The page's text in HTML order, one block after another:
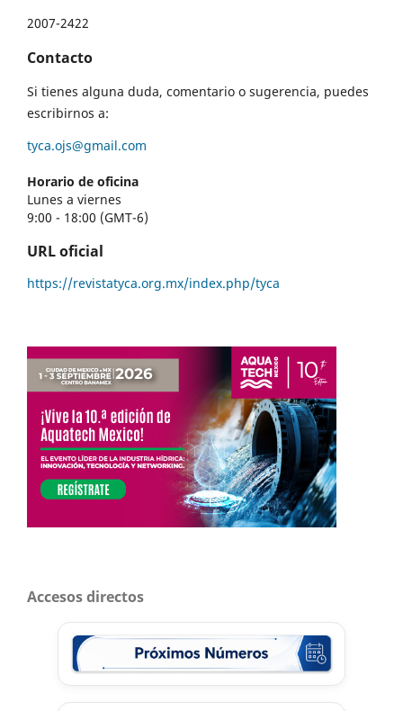
2007-2422
Contacto
Si tienes alguna duda, comentario o sugerencia, puedes
escribirnos a:
tyca.ojs@gmail.com
Horario de oficina
Lunes a viernes
9:00 - 18:00 (GMT-6)
URL oficial
https://revistatyca.org.mx/index.php/tyca
Accesos directos